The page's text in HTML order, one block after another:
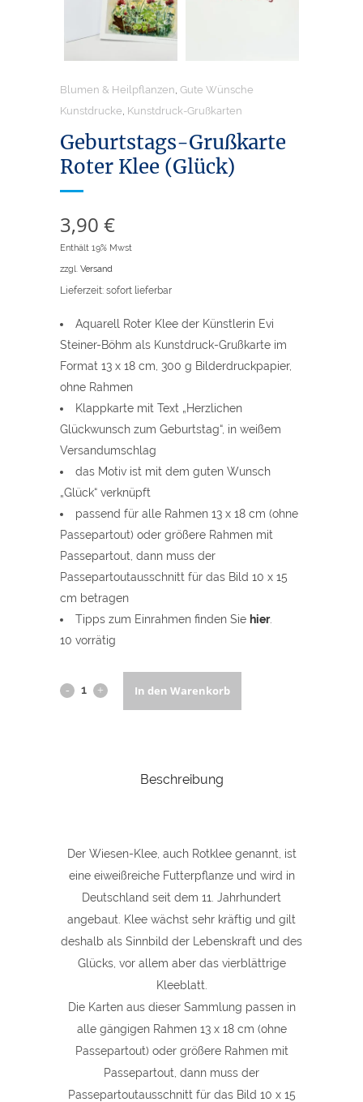
Blumen & Heilpflanzen Gute Wünsche
Kunstdrucke Kunstdruck-Grußkarten
Geburtstags-Grußkarte
Roter Klee (Glück)
3,90 €
Enthält 19% Mwst
zzgl. Versand
Lieferzeit: sofort lieferbar
Aquarell Roter Klee der Künstlerin Evi
Steiner-Böhm als Kunstdruck-Grußkarte im
Format 13 x 18 cm, 300 g Bilderdruckpapier,
ohne Rahmen
Klappkarte mit Text „Herzlichen
Glückwunsch zum Geburtstag“, in weißem
Versandumschlag
das Motiv ist mit dem guten Wunsch
„Glück“ verknüpft
passend für alle Rahmen 13 x 18 cm (ohne
Passepartout) oder größere Rahmen mit
Passepartout, dann muss der
Passepartoutausschnitt für das Bild 10 x 15
cm betragen
Tipps zum Einrahmen finden Sie hier.
10 vorrätig
Geburtstags- In den Warenkorb
Beschreibung
Der Wiesen-Klee, auch Rotklee genannt, ist
eine eiweißreiche Futterpflanze und wird in
Deutschland seit dem 11. Jahrhundert
angebaut. Klee wächst sehr kräftig und gilt
deshalb als Sinnbild der Lebenskraft und des
Glücks, vor allem aber das vierblättrige
Kleeblatt.
Die Karten aus dieser Sammlung passen in
alle gängigen Rahmen 13 x 18 cm (ohne
Passepartout) oder größere Rahmen mit
Passepartout, dann muss der
Passepartoutausschnitt für das Bild 10 x 15